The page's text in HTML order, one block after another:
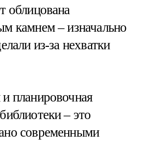
облицована
камнем – изначально
из-за нехватки
планировочная
– это
современными